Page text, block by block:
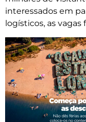
interessados em
logísticos, as